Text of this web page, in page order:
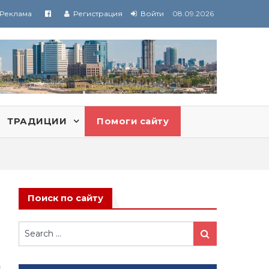
Реклама Регистрация Войти 08.09.2026
ТРАДИЦИИ Помоги сайту
Поиск по сайту
Search
for:
Search